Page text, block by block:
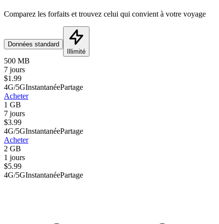
Comparez les forfaits et trouvez celui qui convient à votre voyage
Données standard
Illimité
500 MB
7 jours
$1.99
4G/5GInstantanéePartage
Acheter
1 GB
7 jours
$3.99
4G/5GInstantanéePartage
Acheter
2 GB
1 jours
$5.99
4G/5GInstantanéePartage